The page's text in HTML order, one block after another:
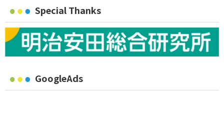
Special Thanks
GoogleAds